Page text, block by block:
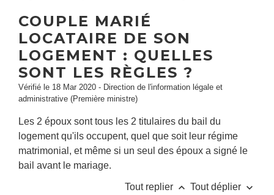
COUPLE MARIÉ
LOCATAIRE DE SON
LOGEMENT : QUELLES
SONT LES RÈGLES ?
Vérifié le 18 Mar 2020 - Direction de l'information légale et
administrative (Première ministre)
Les 2 époux sont tous les 2 titulaires du bail du
logement qu'ils occupent, quel que soit leur régime
matrimonial, et même si un seul des époux a signé le
bail avant le mariage.
Tout replier keyboard_arrow_up Tout déplier keyboard_arrow_down